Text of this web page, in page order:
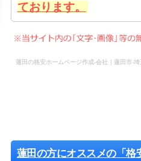
ております。
蓮田の格安ホームページ作成-会社｜蓮田市-
蓮田の方にオススメの「格